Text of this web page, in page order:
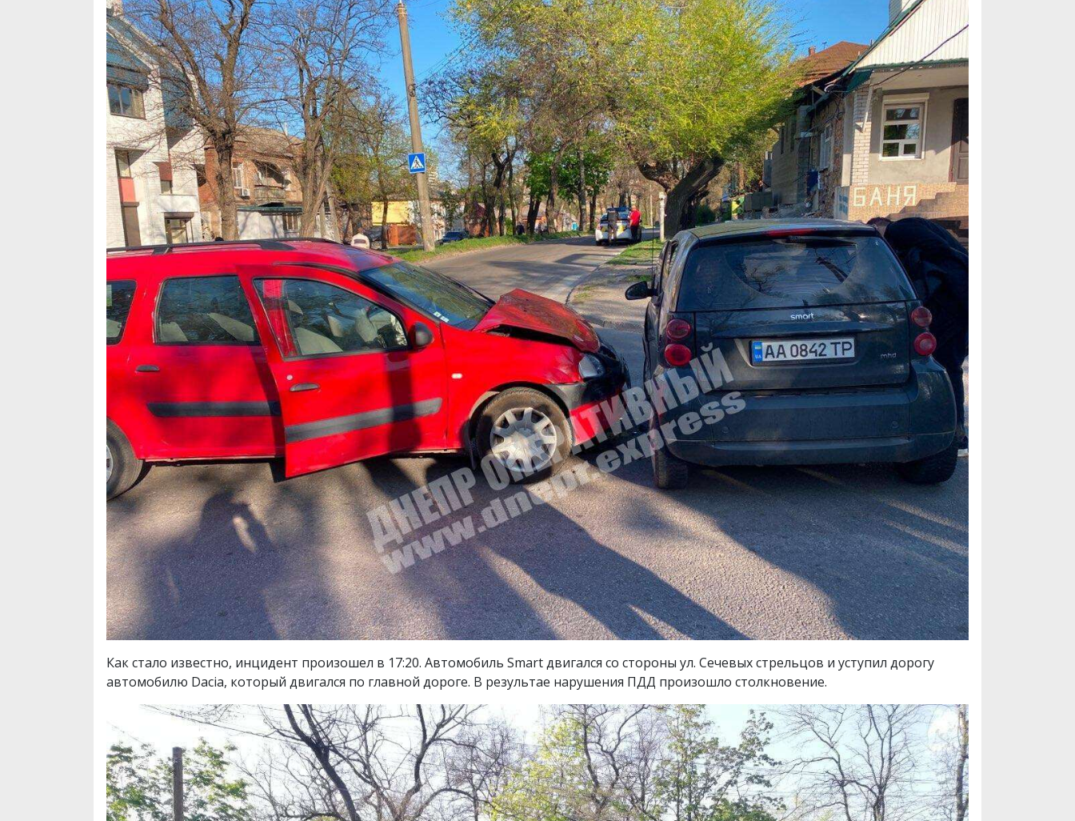
Как стало известно, инцидент произошел в 17:20. Автомобиль Smart двигался со стороны ул. Сечевых стрельцов и уступил дорогу
автомобилю Dacia, который двигался по главной дороге. В результае нарушения ПДД произошло столкновение.